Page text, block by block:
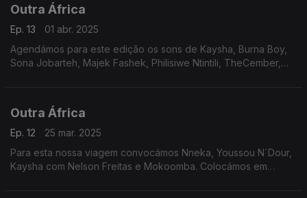
Outra África
Ep. 13
01 abr. 2025
Agendámos para este edição os sons de Kaysha, Burna Boy,
Sona Jobarteh, Majek Fashek, Philisiwe Ntintili, TheCember,
Outra África
Ep. 12
25 mar. 2025
Para esta nossa viagem convocámos Nneka, Youssou N´Dour,
Kaysha com Nelson Freitas e Mokoomba. Colocámos em